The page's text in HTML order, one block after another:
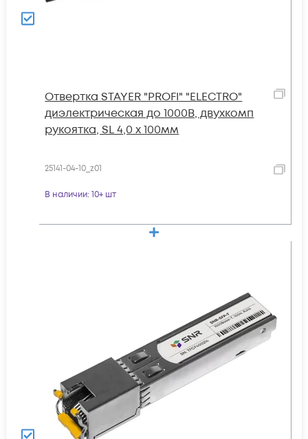
Отвертка STAYER "PROFI" "ELECTRO"
диэлектрическая до 1000В, двухкомп
рукоятка, SL 4,0 х 100мм
25141-04-10_z01
В наличии: 10+ шт